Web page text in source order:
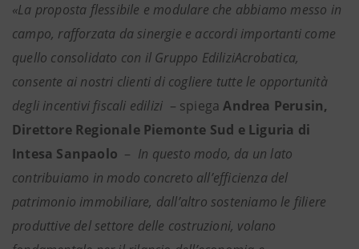
«La proposta flessibile e modulare che abbiamo messo in
campo, rafforzata da sinergie e accordi importanti come
quello consolidato con il Gruppo EdiliziAcrobatica,
consente ai nostri clienti di cogliere tutte le opportunità
degli incentivi fiscali edilizi – spiegaAndrea Perusin,
Direttore Regionale Piemonte Sud e Liguria di
Intesa Sanpaolo – In questo modo, da un lato
contribuiamo in modo concreto all’efficienza del
patrimonio immobiliare, dall’altro sosteniamo le filiere
produttive del settore delle costruzioni, volano